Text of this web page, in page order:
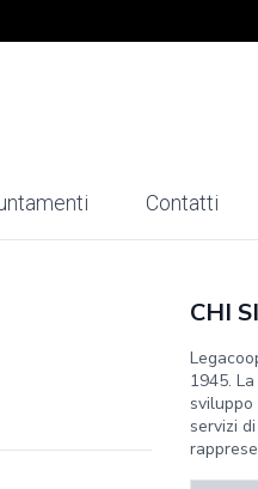
Contatti
CHI
1945.
servizi